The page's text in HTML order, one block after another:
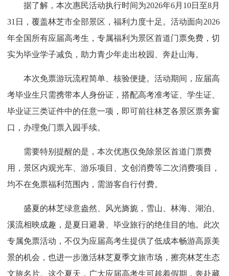
据了解，本次惠民活动执行时间为2026年6月10日至8月
31日，覆盖林芝市全部景区，福利力度十足。活动面向2026
年全国所有应届高考生，专属福利为景区首道门票免费，切
实为毕业学子减负，助力青少年走出校园、奔赴山海。
本次免票游玩流程简单、核验便捷。活动期间，应届高
考毕业生只需携带本人身份证，搭配高考准考证、学生证、
毕业证三类证件中的任意一项，即可前往林芝各景区票务窗
口，办理免门票入园手续。
需要特别提醒的是，本次优惠仅免除景区首道门票费
用，景区内观光车、游乐项目、文创消费等二次消费项目，
均不在免票福利范围内，需游客自行付费。
盛夏的林芝绿意盎然、风光旖旎，雪山、林海、湖泊、
溪流相映成趣，是夏日避暑、毕业旅行的绝佳目的地。此次
专属免票活动，不仅为应届高考生提供了低成本畅游高原美
景的机会，也进一步激活林芝夏季文旅市场，擦亮林芝生态
文旅名片。这个夏天，广大应届高考生可趁着假期，奔赴藏